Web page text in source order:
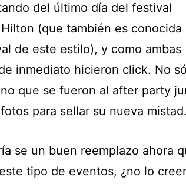
del último día del festival
(que también es conocida
de este estilo), y como ambas
inmediato hicieron click. No
que se fueron al after party
para sellar su nueva mistad.
se un buen reemplazo ahora
tipo de eventos, ¿no lo